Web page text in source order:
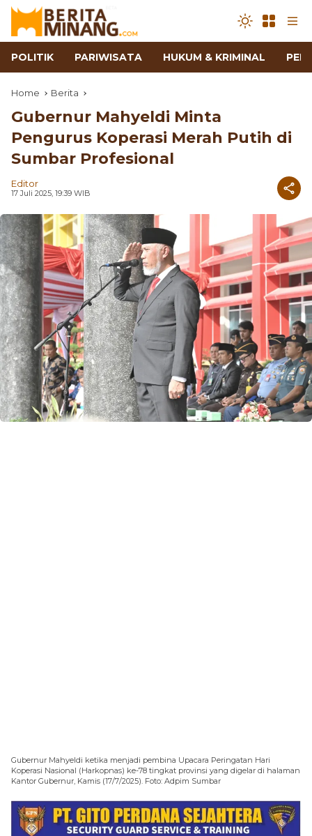
POLITIK PARIWISATA HUKUM & KRIMINAL
Home Berita
Gubernur Mahyeldi Minta
Pengurus Koperasi Merah Putih di
Sumbar Profesional
Editor
17 Juli 2025, 19:39 WIB
Gubernur Mahyeldi ketika menjadi pembina Upacara Peringatan Hari
Koperasi Nasional (Harkopnas) ke-78 tingkat provinsi yang digelar di halaman
Kantor Gubernur, Kamis (17/7/2025). Foto: Adpim Sumbar